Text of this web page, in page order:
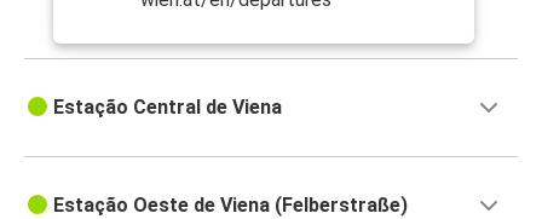
Estação Central de Viena
Estação Oeste de Viena (Felberstraße)